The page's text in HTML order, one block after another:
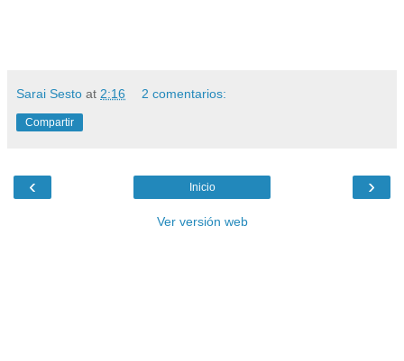
Sarai Sesto at 2:16 2 comentarios:
Compartir
‹ ›
Inicio
Ver versión web